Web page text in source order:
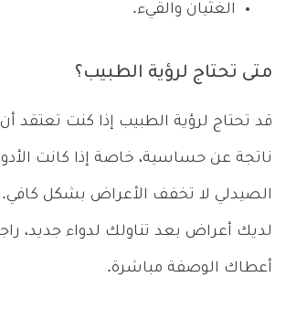
الغثيان والقيء.
متى تحتاج لرؤية الطبيب؟
قد تحتاج لرؤية الطبيب إذا كنت تعتقد
ناتجة عن حساسية، خاصة إذا كانت
الصيدلي لا تخفف الأعراض بشكل
لديك أعراض بعد تناولك لدواء جديد،
أعطاك الوصفة مباشرة.